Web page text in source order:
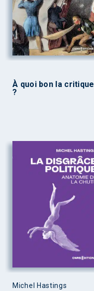
À quoi bon la critique
?
Michel Hastings